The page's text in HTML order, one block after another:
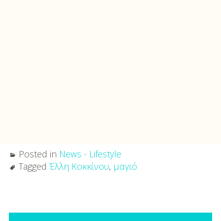
Posted in News - Lifestyle
Tagged Έλλη Κοκκίνου, μαγιό